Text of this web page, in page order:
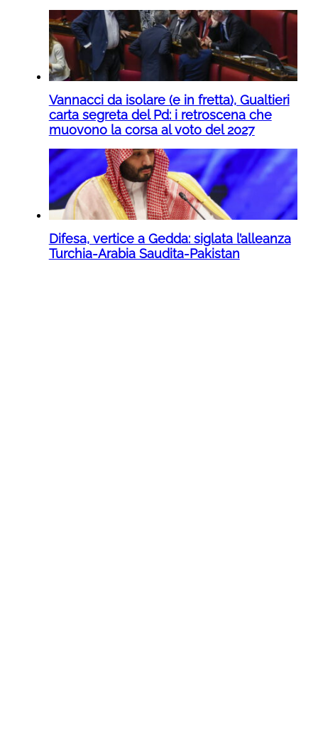
Vannacci da isolare (e in fretta), Gualtieri
carta segreta del Pd: i retroscena che
muovono la corsa al voto del 2027
Difesa, vertice a Gedda: siglata l’alleanza
Turchia-Arabia Saudita-Pakistan